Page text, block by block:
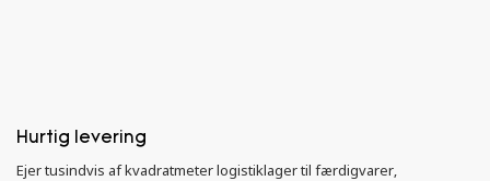
Hurtig levering
Ejer tusindvis af kvadratmeter logistiklager til færdigvarer,